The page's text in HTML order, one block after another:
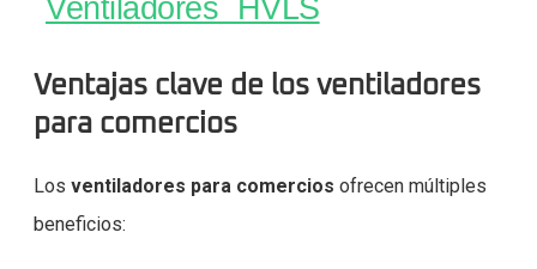
Ventiladores HVLS
Ventajas clave de los ventiladores
para comercios
Los ventiladores para comercios ofrecen múltiples
beneficios: